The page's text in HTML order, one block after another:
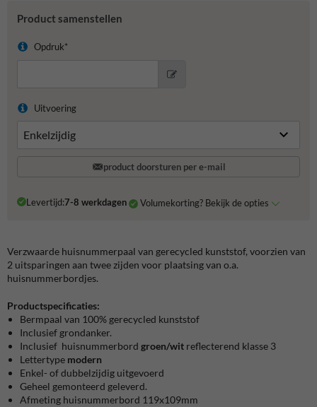
Product samenstellen
Opdruk*
Uitvoering
product doorsturen per e-mail
Levertijd:7-8 werkdagen Volumekorting? Bekijk de opties
Verzwaarde huisnummerpaal van gerecycled kunststof, voorzien van
2 uitsparingen aan twee zijden voor plaatsing van o.a.
huisnummerbordjes.
Productspecificaties:
Bermpaal van 100% gerecycled kunststof
Inclusief grondanker.
Inclusief huisnummerbord groen/wit reflecterend klasse 3
Lettertype modern
Enkel- of dubbelzijdig uitgevoerd
Geheel gemonteerd geleverd.
Afmeting huisnummerbord 119x109mm